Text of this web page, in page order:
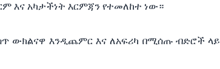
እና አካታችነት እርምጃን የተመለከተ ነው።
ውክልናዋ እንዲጨምር እና ለአፍሪካ በሚሰጡ ብድሮች ላይ